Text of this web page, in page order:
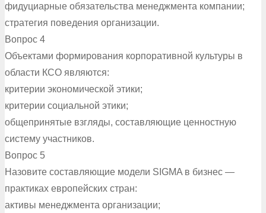
фидуциарные обязательства менеджмента компании;
стратегия поведения организации.
Вопрос 4
Объектами формирования корпоративной культуры в
области КСО являются:
критерии экономической этики;
критерии социальной этики;
общепринятые взгляды, составляющие ценностную
систему участников.
Вопрос 5
Назовите составляющие модели SIGMA в бизнес —
практиках европейских стран:
активы менеджмента организации;